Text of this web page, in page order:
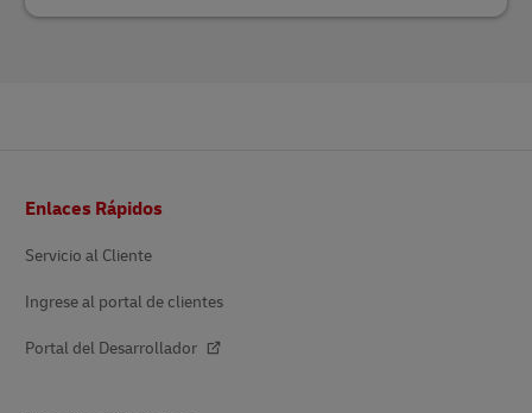
de
Enlaces Rápidos
Servicio al Cliente
Ingrese al portal de clientes
Portal del Desarrollador